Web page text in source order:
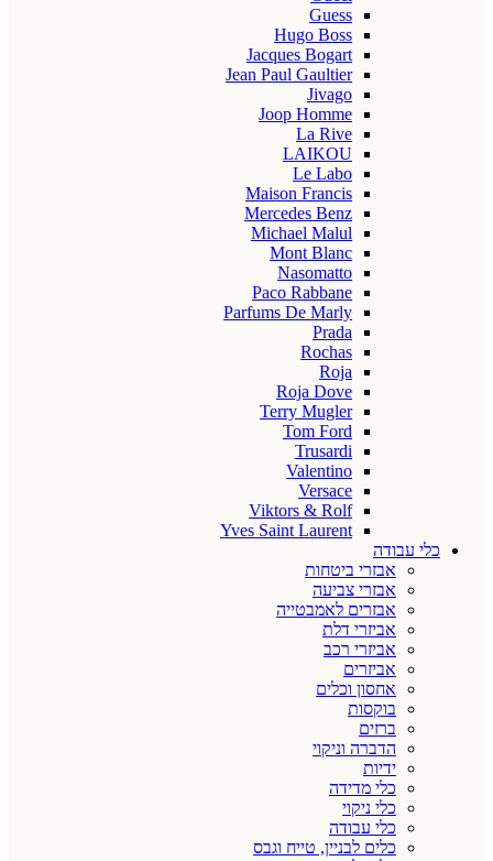
Guess
Hugo Boss
Jacques Bogart
Jean Paul Gaultier
Jivago
Joop Homme
La Rive
LAIKOU
Le Labo
Maison Francis
Mercedes Benz
Michael Malul
Mont Blanc
Nasomatto
Paco Rabbane
Parfums De Marly
Prada
Rochas
Roja
Roja Dove
Terry Mugler
Tom Ford
Trusardi
Valentino
Versace
Viktors & Rolf
Yves Saint Laurent
כלי עבודה
אבזרי ביטחות
אבזרי צביעה
אבזרים לאמבטייה
אביזרי דלת
אביזרי רכב
אביזרים
אחסון וכלים
בוקסות
ברזים
הדברה וניקוי
ידיות
כלי מדידה
כלי ניקוי
כלי עבודה
כלים לבניין, טייח וגבס